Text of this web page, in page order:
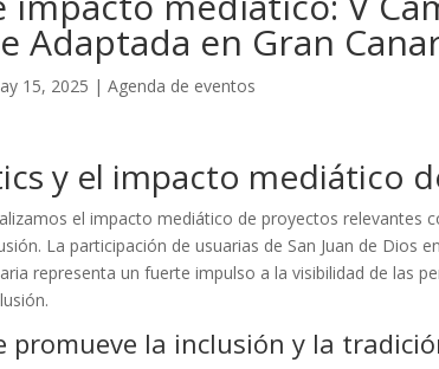
Adaptada en Gran
15, 2025 |Agenda de eventos
y el impacto mediático
el impacto mediático de proyectos relevantes
La participación de usuarias de San Juan de Dios
representa un fuerte impulso a la visibilidad de las
promueve la inclusión y la